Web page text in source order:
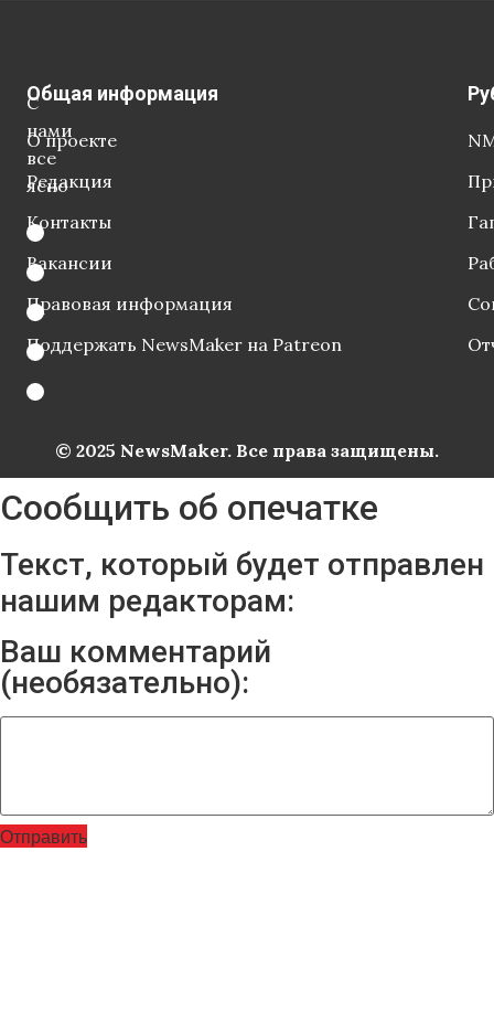
С
нами
все
ясно
Общая информация
О проекте
Редакция
Контакты
Вакансии
Правовая информация
Поддержать NewsMaker на Patreon
© 2025 NewsMaker. Все права защищены.
Сообщить об опечатке
Текст, который будет отправлен
нашим редакторам:
Ваш комментарий
(необязательно):
Отправить